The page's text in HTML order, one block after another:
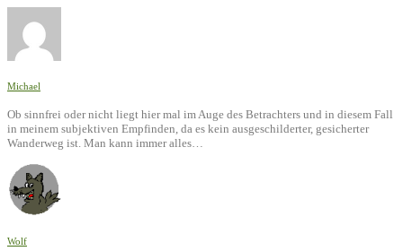
Michael
Ob sinnfrei oder nicht liegt hier mal im Auge des Betrachters und in diesem Fall
in meinem subjektiven Empfinden, da es kein ausgeschilderter, gesicherter
Wanderweg ist. Man kann immer alles…
Wolf